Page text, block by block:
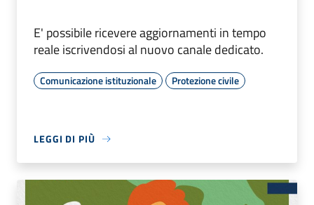
E' possibile ricevere aggiornamenti in tempo
reale iscrivendosi al nuovo canale dedicato.
Comunicazione istituzionale Protezione civile
LEGGI DI PIÙ